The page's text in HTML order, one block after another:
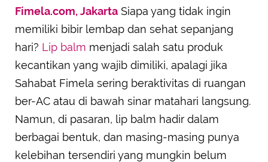
Fimela.com, Jakarta Siapa yang tidak ingin
memiliki bibir lembap dan sehat sepanjang
hari? Lip balm menjadi salah satu produk
kecantikan yang wajib dimiliki, apalagi jika
Sahabat Fimela sering beraktivitas di ruangan
ber-AC atau di bawah sinar matahari langsung.
Namun, di pasaran, lip balm hadir dalam
berbagai bentuk, dan masing-masing punya
kelebihan tersendiri yang mungkin belum